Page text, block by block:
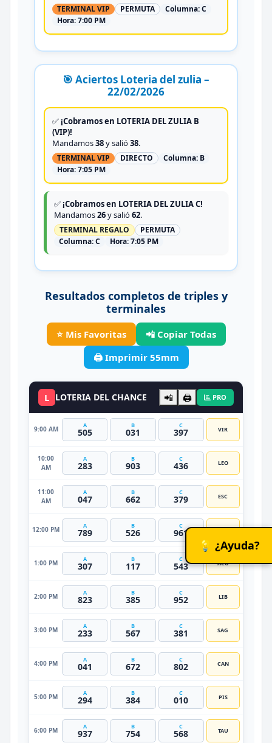
TERMINAL VIP PERMUTA Columna:C
Hora:7:00 PM
🎯 Aciertos Loteria del zulia –
22/02/2026
✅¡Cobramos en LOTERIA DEL ZULIA B
(VIP)!
Mandamos38y salió38.
TERMINAL VIP DIRECTO Columna: B
Hora:7:05 PM
✅¡Cobramos en LOTERIA DEL ZULIA C!
Mandamos26y salió62.
TERMINAL REGALO
PERMUTA
Columna:C Hora:7:05 PM
Resultados completos de triples y
terminales
⭐ Mis Favoritas
📲 Copiar Todas
🖨️ Imprimir 55mm
L LOTERIA DEL CHANCE 📲 🖨️ PRO
9:00 AM A
505
B
031
C
397 VIR
10:00
AM
A
283
B
903
C
436 LEO
11:00
AM
A
047
B
662
C
379 ESC
12:00 PM A
789
B
526
C
961 TAU
1:00 PM A
307
B
117
C
543 ACU
2:00 PM A
823
B
385
C
952 LIB
3:00 PM A
233
B
567
C
381 SAG
4:00 PM A
041
B
672
C
802 CAN
5:00 PM A
294
B
384
C
010 PIS
6:00 PM A
937
B
754
C
568 TAU
💡 ¿Ayuda?